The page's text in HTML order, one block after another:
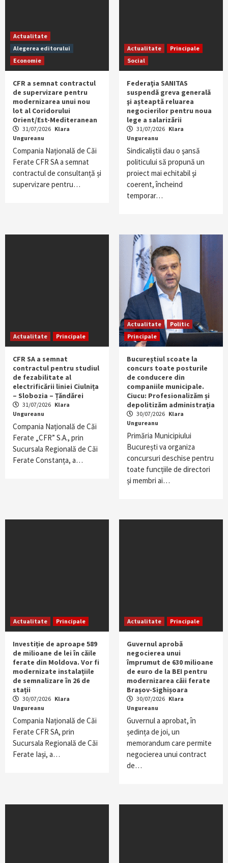
Actualitate
Alegerea editorului
Economie
CFR a semnat contractul
de supervizare pentru
modernizarea unui nou
lot al Coridorului
Orient/Est-Mediteranean
31/07/2026 Klara
Ungureanu
Compania Națională de Căi
Ferate CFR SA a semnat
contractul de consultanță și
supervizare pentru…
Actualitate
Principale
Social
Federaţia SANITAS
suspendă greva generală
şi așteaptă reluarea
negocierilor pentru noua
lege a salarizării
31/07/2026 Klara
Ungureanu
Sindicaliştii dau o şansă
politicului să propună un
proiect mai echitabil şi
coerent, încheind
temporar…
Actualitate Principale
CFR SA a semnat
contractul pentru studiul
de fezabilitate al
electrificării liniei Ciulnița
– Slobozia – Țăndărei
31/07/2026 Klara
Ungureanu
Compania Națională de Căi
Ferate „CFR” S.A., prin
Sucursala Regională de Căi
Ferate Constanța, a…
Actualitate
Politic
Principale
Bucureștiul scoate la
concurs toate posturile
de conducere din
companiile municipale.
Ciucu: Profesionalizăm și
depolitizăm administrația
30/07/2026 Klara
Ungureanu
Primăria Municipiului
București va organiza
concursuri deschise pentru
toate funcțiile de directori
și membri ai…
Actualitate Principale
Investiție de aproape 589
de milioane de lei în căile
ferate din Moldova. Vor fi
modernizate instalațiile
de semnalizare în 26 de
stații
30/07/2026 Klara
Ungureanu
Compania Națională de Căi
Ferate CFR SA, prin
Sucursala Regională de Căi
Ferate Iași, a…
Actualitate Principale
Guvernul aprobă
negocierea unui
împrumut de 630 milioane
de euro de la BEI pentru
modernizarea căii ferate
Brașov-Sighișoara
30/07/2026 Klara
Ungureanu
Guvernul a aprobat, în
ședința de joi, un
memorandum care permite
negocierea unui contract
de…